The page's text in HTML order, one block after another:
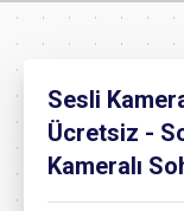
Sesli
Ücretsiz -
Kameralı